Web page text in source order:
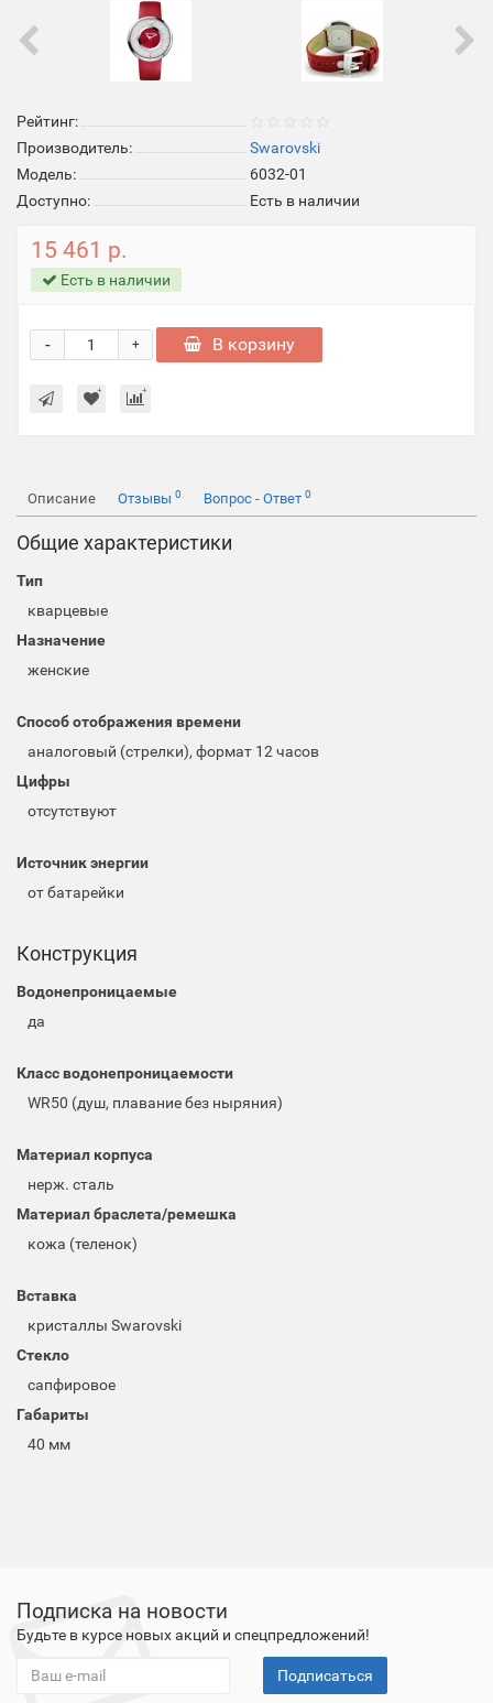
Рейтинг:
Производитель:
Swarovski
Модель:
6032-01
Доступно:
Есть в наличии
15 461 р.
Есть в наличии
+
- В корзину
Описание Отзывы 0 Вопрос - Ответ 0
Общие характеристики
Тип
кварцевые
Назначение
женские
Способ отображения времени
аналоговый (стрелки), формат 12 часов
Цифры
отсутствуют
Источник энергии
от батарейки
Конструкция
Водонепроницаемые
да
Класс водонепроницаемости
WR50 (душ, плавание без ныряния)
Материал корпуса
нерж. сталь
Материал браслета/ремешка
кожа (теленок)
Вставка
кристаллы Swarovski
Стекло
сапфировое
Габариты
40 мм
Подписка на новости
Будьте в курсе новых акций и спецпредложений!
Подписаться